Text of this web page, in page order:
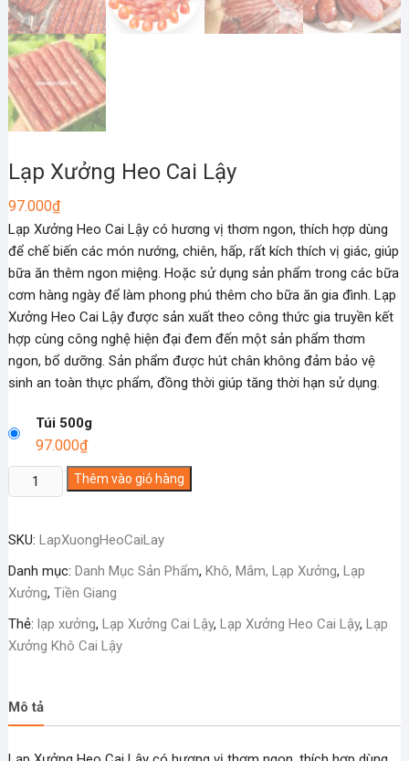
Lạp Xưởng Heo Cai Lậy
97.000₫
Lạp Xưởng Heo Cai Lậy có hương vị thơm ngon, thích hợp dùng
để chế biến các món nướng, chiên, hấp, rất kích thích vị giác, giúp
bữa ăn thêm ngon miệng. Hoặc sử dụng sản phẩm trong các bữa
cơm hàng ngày để làm phong phú thêm cho bữa ăn gia đình. Lạp
Xưởng Heo Cai Lậy được sản xuất theo công thức gia truyền kết
hợp cùng công nghệ hiện đại đem đến một sản phẩm thơm
ngon, bổ dưỡng. Sản phẩm được hút chân không đảm bảo vệ
sinh an toàn thực phẩm, đồng thời giúp tăng thời hạn sử dụng.
Túi 500g
97.000₫
Xưởng
Cai
Lậy
số
Thêm vào giỏ hàng
SKU: LapXuongHeoCaiLay
Danh mục: Danh Mục Sản Phẩm, Khô, Mắm, Lạp Xưởng, Lạp
Xưởng, Tiền Giang
Thẻ: lạp xưởng, Lạp Xưởng Cai Lậy, Lạp Xưởng Heo Cai Lậy, Lạp
Xưởng Khô Cai Lậy
Mô tả